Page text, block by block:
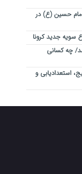
حسین (ع) در
جدید کرونا
چه کسانی
استعدادیابی و